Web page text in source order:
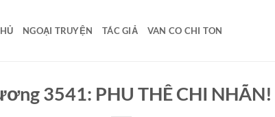
NGOẠI TRUYỆN TÁC GIẢ VAN CO CHI TON
3541: PHU THÊ CHI NHÃN!